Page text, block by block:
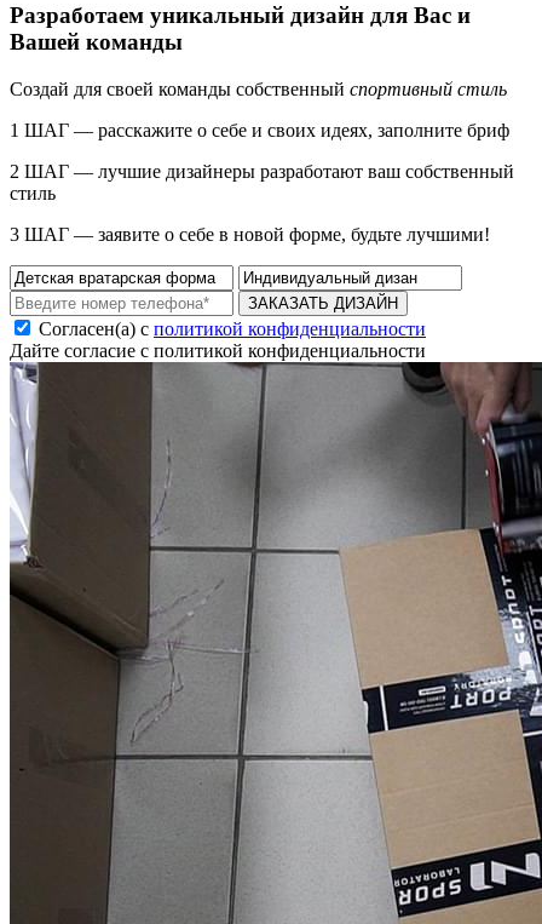
Разработаем уникальный дизайн для Вас и
Вашей команды
Создай для своей команды собственный спортивный стиль
1 ШАГ — расскажите о себе и своих идеях, заполните бриф
2 ШАГ — лучшие дизайнеры разработают ваш собственный
стиль
3 ШАГ — заявите о себе в новой форме, будьте лучшими!
ЗАКАЗАТЬ ДИЗАЙН
Согласен(а) с политикой конфиденциальности
Дайте согласие с политикой конфиденциальности